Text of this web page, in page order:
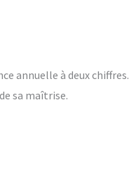
annuelle à deux chiffres.
sa maîtrise.